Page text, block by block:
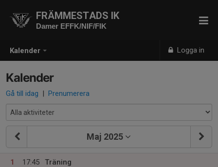
Kalender Logga in
FRÄMMESTADS IK
Damer EFFK/NIF/FIK
Kalender
Gå till idag | Prenumerera
Maj 2025
1
17:45
Träning